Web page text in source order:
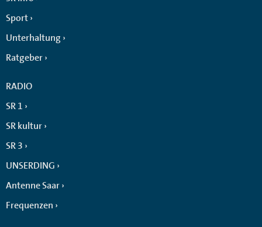
Sport
Unterhaltung
Ratgeber
RADIO
SR 1
SR kultur
SR 3
UNSERDING
Antenne Saar
Frequenzen